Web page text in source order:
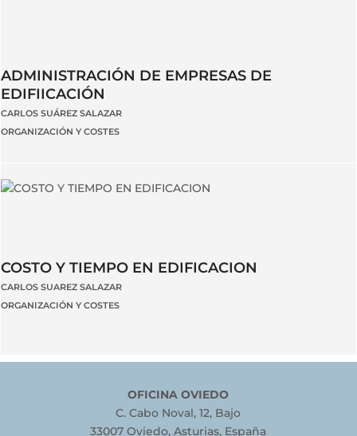
ADMINISTRACIÓN DE EMPRESAS DE
EDIFIICACIÓN
CARLOS SUÁREZ SALAZAR
ORGANIZACIÓN Y COSTES
COSTO Y TIEMPO EN EDIFICACION
CARLOS SUAREZ SALAZAR
ORGANIZACIÓN Y COSTES
OFICINA OVIEDO
C. Cabo Noval, 12, Bajo
33007 Oviedo, Asturias, España